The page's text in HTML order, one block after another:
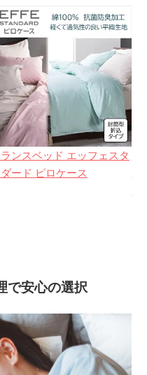
ンスベッド エッフェスタ
ード ピロケース
で安心の選択